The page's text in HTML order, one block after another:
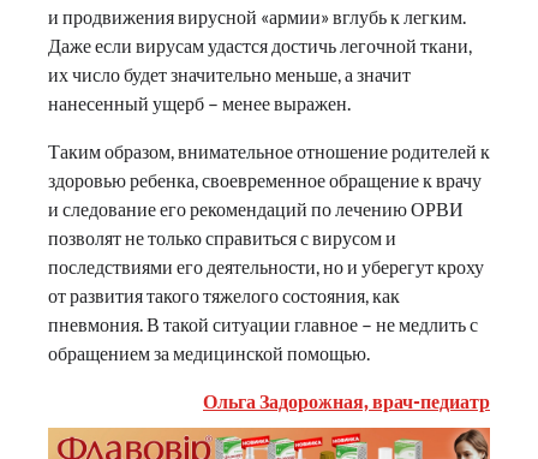
и продвижения вирусной «армии» вглубь к легким.
Даже если вирусам удастся достичь легочной ткани,
их число будет значительно меньше, а значит
нанесенный ущерб – менее выражен.
Таким образом, внимательное отношение родителей к
здоровью ребенка, своевременное обращение к врачу
и следование его рекомендаций по лечению ОРВИ
позволят не только справиться с вирусом и
последствиями его деятельности, но и уберегут кроху
от развития такого тяжелого состояния, как
пневмония. В такой ситуации главное – не медлить с
обращением за медицинской помощью.
Ольга Задорожная, врач-педиатр